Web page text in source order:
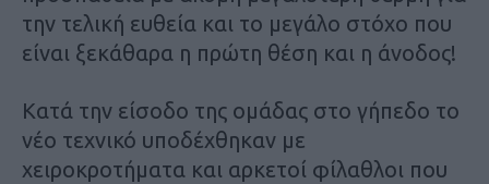
την τελική ευθεία και το μεγάλο στόχο που
είναι ξεκάθαρα η πρώτη θέση και η άνοδος!
Κατά την είσοδο της ομάδας στο γήπεδο το
νέο τεχνικό υποδέχθηκαν με
χειροκροτήματα και αρκετοί φίλαθλοι που